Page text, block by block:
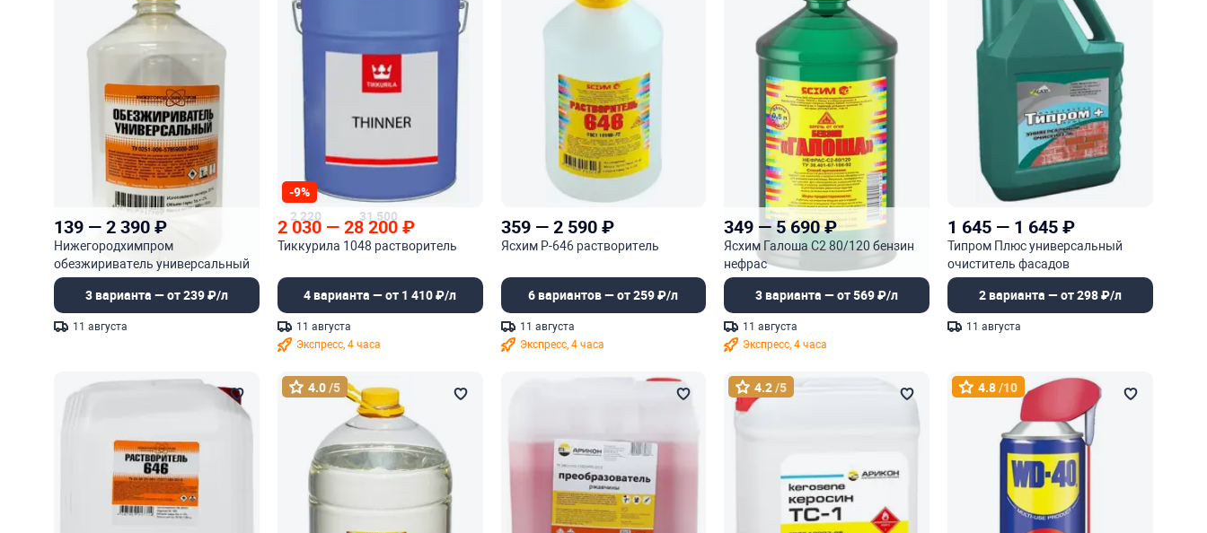
139 —2 390₽
Нижегородхимпром
обезжириватель универсальный
3 варианта — от 239 ₽/л
11 августа
-9%
2 220
2 030 — 31 500
28 200₽
Тиккурила 1048 растворитель
4 варианта — от 1 410 ₽/л
11 августа
Экспресс, 4 часа
359 — 2 590 ₽
Ясхим Р-646 растворитель
6 вариантов — от 259 ₽/л
11 августа
Экспресс, 4 часа
349 —5 690₽
Ясхим Галоша С2 80/120 бензин
нефрас
3 варианта — от 569 ₽/л
11 августа
Экспресс, 4 часа
1 645 — 1 645₽
Типром Плюс универсальный
очиститель фасадов
2 варианта — от 298 ₽/л
11 августа
4.0/5 4.2/5 4.8/10